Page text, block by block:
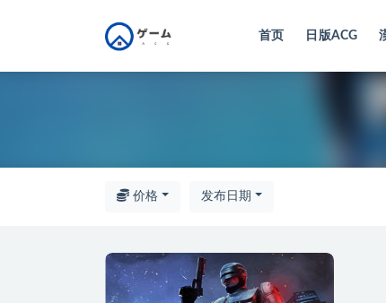
首页 日版ACG
价格 发布日期